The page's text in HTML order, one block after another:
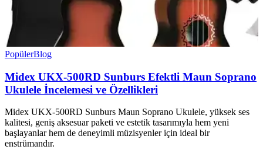
PopülerBlog
Midex UKX-500RD Sunburs Efektli Maun Soprano
Ukulele İncelemesi ve Özellikleri
Midex UKX-500RD Sunburs Maun Soprano Ukulele, yüksek ses
kalitesi, geniş aksesuar paketi ve estetik tasarımıyla hem yeni
başlayanlar hem de deneyimli müzisyenler için ideal bir
enstrümandır.